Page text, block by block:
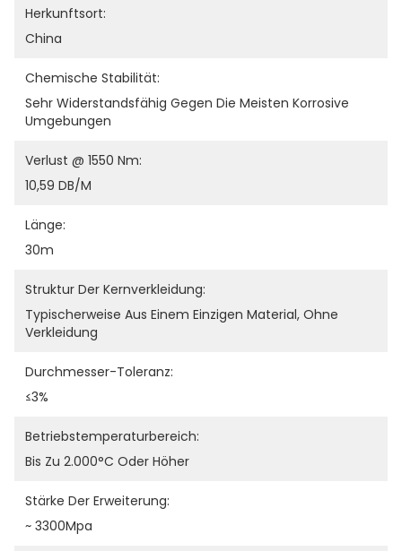
Herkunftsort:
China
Chemische Stabilität:
Sehr Widerstandsfähig Gegen Die Meisten Korrosive
Umgebungen
Verlust @ 1550 Nm:
10,59 DB/m
Länge:
30m
Struktur Der Kernverkleidung:
Typischerweise Aus Einem Einzigen Material, Ohne
Verkleidung
Durchmesser-Toleranz:
≤3%
Betriebstemperaturbereich:
Bis Zu 2.000°C Oder Höher
Stärke Der Erweiterung:
~ 3300Mpa